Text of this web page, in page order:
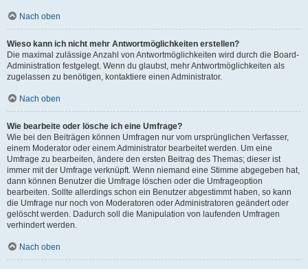
Nach oben
Wieso kann ich nicht mehr Antwortmöglichkeiten erstellen?
Die maximal zulässige Anzahl von Antwortmöglichkeiten wird durch die Board-
Administration festgelegt. Wenn du glaubst, mehr Antwortmöglichkeiten als
zugelassen zu benötigen, kontaktiere einen Administrator.
Nach oben
Wie bearbeite oder lösche ich eine Umfrage?
Wie bei den Beiträgen können Umfragen nur vom ursprünglichen Verfasser,
einem Moderator oder einem Administrator bearbeitet werden. Um eine
Umfrage zu bearbeiten, ändere den ersten Beitrag des Themas; dieser ist
immer mit der Umfrage verknüpft. Wenn niemand eine Stimme abgegeben hat,
dann können Benutzer die Umfrage löschen oder die Umfrageoption
bearbeiten. Sollte allerdings schon ein Benutzer abgestimmt haben, so kann
die Umfrage nur noch von Moderatoren oder Administratoren geändert oder
gelöscht werden. Dadurch soll die Manipulation von laufenden Umfragen
verhindert werden.
Nach oben